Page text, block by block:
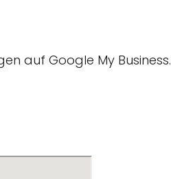
auf Google My Business.